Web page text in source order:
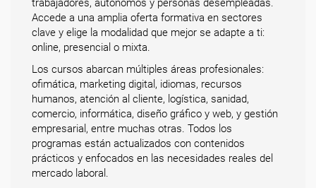
trabajadores, autónomos y personas desempleadas.
Accede a una amplia oferta formativa en sectores
clave y elige la modalidad que mejor se adapte a ti:
online, presencial o mixta.
Los cursos abarcan múltiples áreas profesionales:
ofimática, marketing digital, idiomas, recursos
humanos, atención al cliente, logística, sanidad,
comercio, informática, diseño gráfico y web, y gestión
empresarial, entre muchas otras. Todos los
programas están actualizados con contenidos
prácticos y enfocados en las necesidades reales del
mercado laboral.